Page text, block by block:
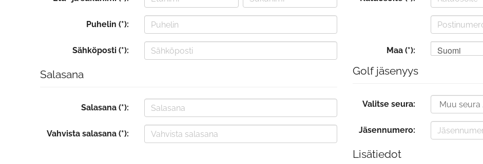
Puhelin (*):
Sähköposti (*):
Salasana
Salasana (*):
Vahvista salasana (*):
Maa (*): Suomi
Golf jäsenyys
Valitse seura:
Jäsennumero:
Lisätiedot